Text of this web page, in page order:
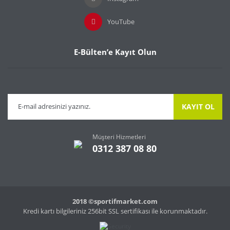
YouTube
E-Bülten’e Kayıt Olun
KAYIT OL
Müşteri Hizmetleri
0312 387 08 80
2018 ©sportifmarket.com
Kredi kartı bilgileriniz 256bit SSL sertifikası ile korunmaktadır.